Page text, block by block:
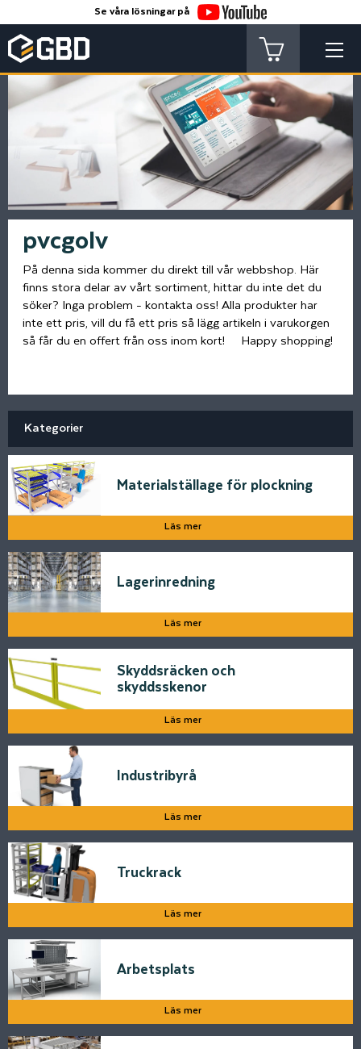
Se våra lösningar på
pvcgolv
På denna sida kommer du direkt till vår webbshop. Här
finns stora delar av vårt sortiment, hittar du inte det du
söker? Inga problem - kontakta oss! Alla produkter har
inte ett pris, vill du få ett pris så lägg artikeln i varukorgen
så får du en offert från oss inom kort! Happy shopping!
Kategorier
Materialställage för plockning
Läs mer
Lagerinredning
Läs mer
Skyddsräcken och
skyddsskenor
Läs mer
Industribyrå
Läs mer
Truckrack
Läs mer
Arbetsplats
Läs mer